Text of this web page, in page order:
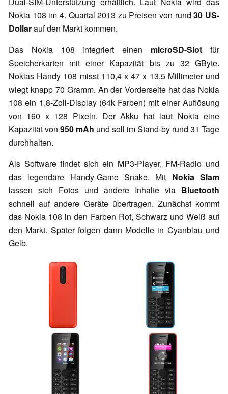
Nokia 108 im 4. Quartal 2013 zu Preisen von rund30 US-
Dollarauf den Markt kommen.
Das Nokia 108 integriert einen microSD-Slot für
Speicherkarten mit einer Kapazität bis zu 32 GByte.
Nokias Handy 108 misst 110,4 x 47 x 13,5 Millimeter und
wiegt knapp 70 Gramm. An der Vorderseite hat das Nokia
108 ein 1,8-Zoll-Display (64k Farben) mit einer Auflösung
von 160 x 128 Pixeln. Der Akku hat laut Nokia eine
Kapazität von 950 mAh und soll im Stand-by rund 31 Tage
durchhalten.
Als Software findet sich ein MP3-Player, FM-Radio und
das legendäre Handy-Game Snake. Mit Nokia Slam
lassen sich Fotos und andere Inhalte via Bluetooth
schnell auf andere Geräte übertragen. Zunächst kommt
das Nokia 108 in den Farben Rot, Schwarz und Weiß auf
den Markt. Später folgen dann Modelle in Cyanblau und
Gelb.